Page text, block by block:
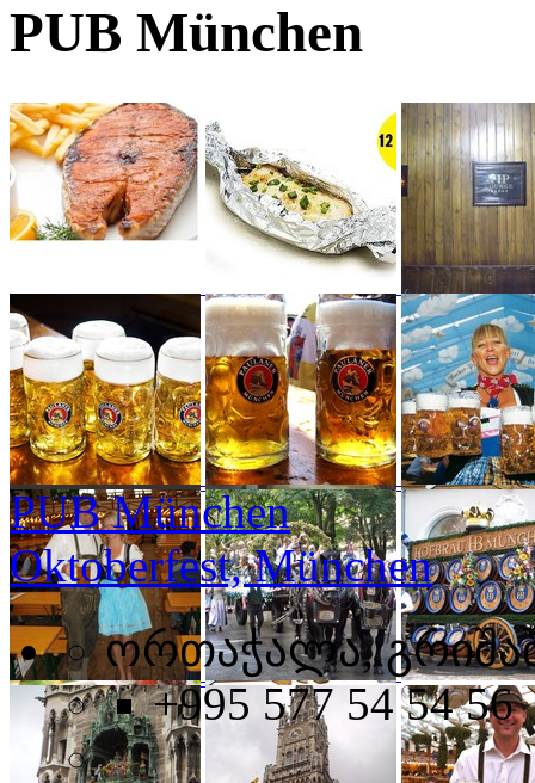
PUB München
prev next
PUB München
Oktoberfest, München
ორთაჭალა,
+995 577 54 54 56